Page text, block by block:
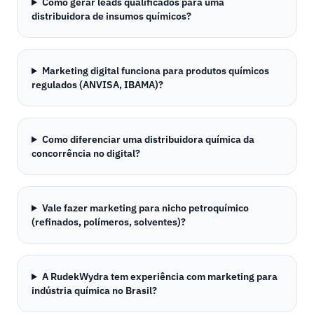
distribuidora de insumos químicos?
Marketing digital funciona para produtos químicos
regulados (ANVISA, IBAMA)?
Como diferenciar uma distribuidora química da
concorrência no digital?
Vale fazer marketing para nicho petroquímico
(refinados, polímeros, solventes)?
A RudekWydra tem experiência com marketing para
indústria química no Brasil?